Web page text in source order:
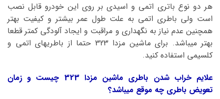
هر دو نوع باتری اتمی و اسیدی بر روی این خودرو قابل نصب
است ولی باطری اتمی به علت طول عمر بیشتر و کیفیت بهتر
همچنین عدم نیاز به نگهداری و مراقبت و ایجاد آلودگی کمتر قطعا
بهتر میباشد. برای ماشین مزدا 323 حتما از باطریهای اتمی و
کلسیمی استفاده کنید.
علایم خراب شدن باطری ماشین مزدا 323 چیست و زمان
تعویض باطری چه موقع میباشد؟